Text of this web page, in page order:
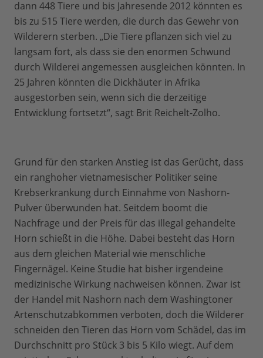
dann 448 Tiere und bis Jahresende 2012 könnten es
bis zu 515 Tiere werden, die durch das Gewehr von
Wilderern sterben. „Die Tiere pflanzen sich viel zu
langsam fort, als dass sie den enormen Schwund
durch Wilderei angemessen ausgleichen könnten. In
25 Jahren könnten die Dickhäuter in Afrika
ausgestorben sein, wenn sich die derzeitige
Entwicklung fortsetzt“, sagt Brit Reichelt-Zolho.
Grund für den starken Anstieg ist das Gerücht, dass
ein ranghoher vietnamesischer Politiker seine
Krebserkrankung durch Einnahme von Nashorn-
Pulver überwunden hat. Seitdem boomt die
Nachfrage und der Preis für das illegal gehandelte
Horn schießt in die Höhe. Dabei besteht das Horn
aus dem gleichen Material wie menschliche
Fingernägel. Keine Studie hat bisher irgendeine
medizinische Wirkung nachweisen können. Zwar ist
der Handel mit Nashorn nach dem Washingtoner
Artenschutzabkommen verboten, doch die Wilderer
schneiden den Tieren das Horn vom Schädel, das im
Durchschnitt pro Stück 3 bis 5 Kilo wiegt. Auf dem